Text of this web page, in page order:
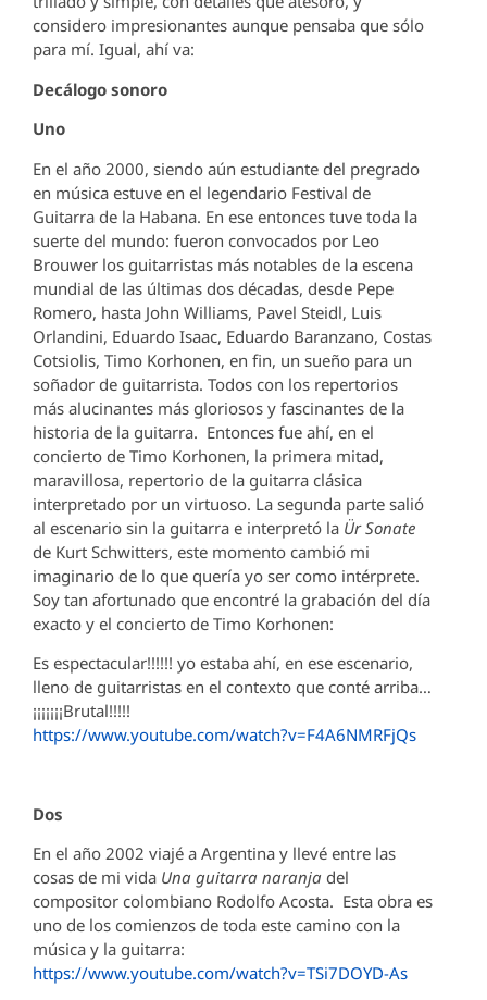
considero impresionantes aunque pensaba que sólo
para mí. Igual, ahí va:
Decálogo sonoro
Uno
En el año 2000, siendo aún estudiante del pregrado
en música estuve en el legendario Festival de
Guitarra de la Habana. En ese entonces tuve toda la
suerte del mundo: fueron convocados por Leo
Brouwer los guitarristas más notables de la escena
mundial de las últimas dos décadas, desde Pepe
Romero, hasta John Williams, Pavel Steidl, Luis
Orlandini, Eduardo Isaac, Eduardo Baranzano, Costas
Cotsiolis, Timo Korhonen, en fin, un sueño para un
soñador de guitarrista. Todos con los repertorios
más alucinantes más gloriosos y fascinantes de la
historia de la guitarra. Entonces fue ahí, en el
concierto de Timo Korhonen, la primera mitad,
maravillosa, repertorio de la guitarra clásica
interpretado por un virtuoso. La segunda parte salió
al escenario sin la guitarra e interpretó la Ür Sonate
de Kurt Schwitters, este momento cambió mi
imaginario de lo que quería yo ser como intérprete.
Soy tan afortunado que encontré la grabación del día
exacto y el concierto de Timo Korhonen:
Es espectacular!!!!!! yo estaba ahí, en ese escenario,
lleno de guitarristas en el contexto que conté arriba…
¡¡¡¡¡¡¡Brutal!!!!!
https://www.youtube.com/watch?v=F4A6NMRFjQs
Dos
En el año 2002 viajé a Argentina y llevé entre las
cosas de mi vida Una guitarra naranja del
compositor colombiano Rodolfo Acosta. Esta obra es
uno de los comienzos de toda este camino con la
música y la guitarra:
https://www.youtube.com/watch?v=TSi7DOYD-As